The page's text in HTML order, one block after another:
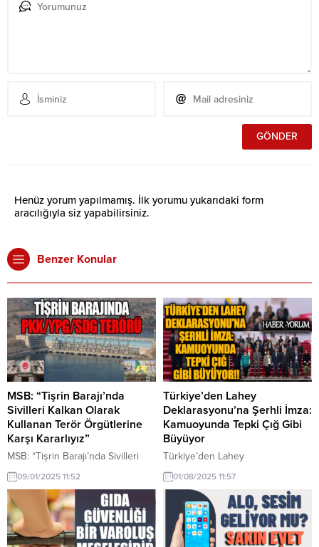
Henüz yorum yapılmamış. İlk yorumu yukarıdaki form
aracılığıyla siz yapabilirsiniz.
Benzer Konular
MSB: “Tişrin Barajı’nda
Sivilleri Kalkan Olarak
Kullanan Terör Örgütlerine
Karşı Kararlıyız”
MSB: “Tişrin Barajı’nda Sivilleri
Kalkan Olarak Kullanan Terör
Örgütlerine Karşı Kararlıyız” Milli
Savunma Bakanlığı (MSB),
Suriye’deki Tişrin Barajı
çevresinde terör örgütü
PKK/YPG/SDG’nin masum sivilleri
09/01/2025 11:52
Türkiye’den Lahey
Deklarasyonu’na Şerhli İmza:
Kamuoyunda Tepki Çığ Gibi
Büyüyor
Türkiye’den Lahey
Deklarasyonu’na Şerhli İmza:
Kamuoyunda Tepki Çığ Gibi
Büyüyor Hamas’a Silah Bırakma
Çağrısı Kriz Yarattı Lahey
Deklarasyonu’nda Hamas’a silah
bırakma çağrısı yapılması ve
01/08/2025 11:57